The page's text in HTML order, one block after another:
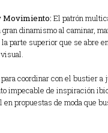
Movimiento: El patrón
dinamismo al caminar,
parte superior que se abre
coordinar con el bustier a
impecable de inspiración
propuestas de moda que